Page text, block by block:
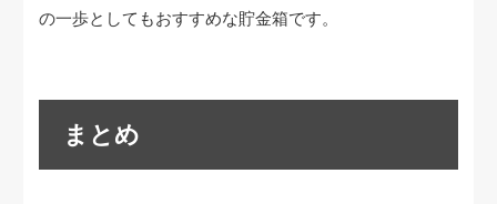
の一歩としてもおすすめな貯金箱です。
まとめ